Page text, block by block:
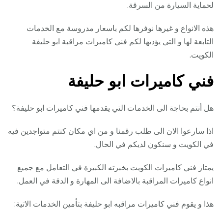
لحماية السيارة من السرقة.
هذه الانواع و غيرها نوفرها لكم باسعار مدروسة مع الخدمات
التابعة لها و التي يؤديها لكم فني كاميرات مراقبة ابو حليفة
الكويت.
فني كاميرات ابو حليفة
هل أنتم بحاجة الى الخدمات التي يقدمها فني كاميرات ابو حليفة؟
اذا سارعوا الان الى طلب رقمنا و من اي مكان كنتم متواجدين فيه
في الكويت و سنكون لديكم في الحال.
يمتاز فني كاميرات الكويت بخبرته الكبيرة في التعامل مع جميع
انواع كاميرات المراقبة بالاضافة الى المهارة و الدقة في العمل.
هذا و يقوم فني كاميرات مراقبه ابو حليفة بتأمين الخدمات الاتية: